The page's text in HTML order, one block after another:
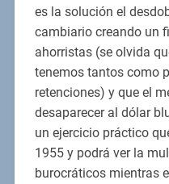
es la solución el
cambiario creando un
ahorristas (se olvida
tenemos tantos como
retenciones) y que el
desaparecer al dólar
un ejercicio práctico
1955 y podrá ver la
burocráticos mientras